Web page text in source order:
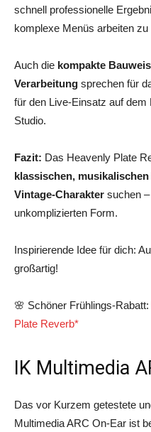
schnell professionelle
komplexe Menüs arbeiten
Auch die kompakte
Verarbeitung sprechen für
für den Live-Einsatz auf
Studio.
Fazit: Das Heavenly Plate
klassischen,
Vintage-Charakter suchen
unkomplizierten Form.
Inspirierende Idee für dich:
großartig!
🌸 Schöner Frühlings-Rabatt:
Plate Reverb*
IK Multimedia
Das vor Kurzem getestete
Multimedia ARC On-Ear ist